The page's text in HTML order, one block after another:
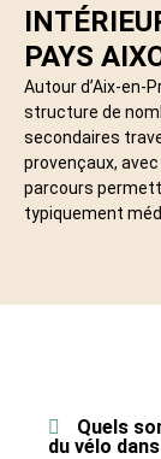
PAYS
Autour d’Aix-en-
structure de
secondaires
provençaux,
parcours
typiquement
Quels
du vélo